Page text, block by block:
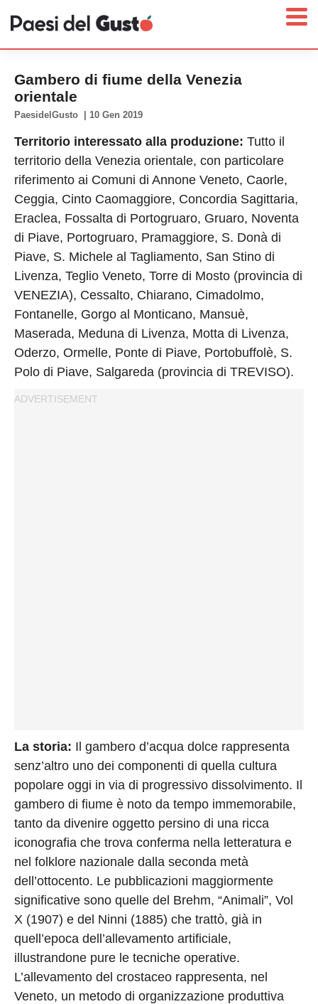
News
Territori
Prodotti
Answer
Newsletter
Privacy
Policy
Cookies
Gambero di fiume della Venezia
orientale
PaesidelGusto 10 Gen 2019
Territorio interessato alla produzione: Tutto il
territorio della Venezia orientale, con particolare
riferimento ai Comuni di Annone Veneto, Caorle,
Ceggia, Cinto Caomaggiore, Concordia Sagittaria,
Eraclea, Fossalta di Portogruaro, Gruaro, Noventa
di Piave, Portogruaro, Pramaggiore, S. Donà di
Piave, S. Michele al Tagliamento, San Stino di
Livenza, Teglio Veneto, Torre di Mosto (provincia di
VENEZIA), Cessalto, Chiarano, Cimadolmo,
Fontanelle, Gorgo al Monticano, Mansuè,
Maserada, Meduna di Livenza, Motta di Livenza,
Oderzo, Ormelle, Ponte di Piave, Portobuffolè, S.
Polo di Piave, Salgareda (provincia di TREVISO).
La storia: Il gambero d’acqua dolce rappresenta
senz’altro uno dei componenti di quella cultura
popolare oggi in via di progressivo dissolvimento. Il
gambero di fiume è noto da tempo immemorabile,
tanto da divenire oggetto persino di una ricca
iconografia che trova conferma nella letteratura e
nel folklore nazionale dalla seconda metà
dell’ottocento. Le pubblicazioni maggiormente
significative sono quelle del Brehm, “Animali”, Vol
X (1907) e del Ninni (1885) che trattò, già in
quell’epoca dell’allevamento artificiale,
illustrandone pure le tecniche operative.
L’allevamento del crostaceo rappresenta, nel
Veneto, un metodo di organizzazione produttiva